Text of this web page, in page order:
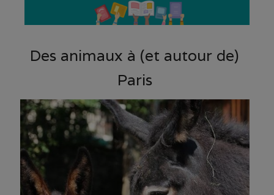
Des animaux à (et autour de)
Paris